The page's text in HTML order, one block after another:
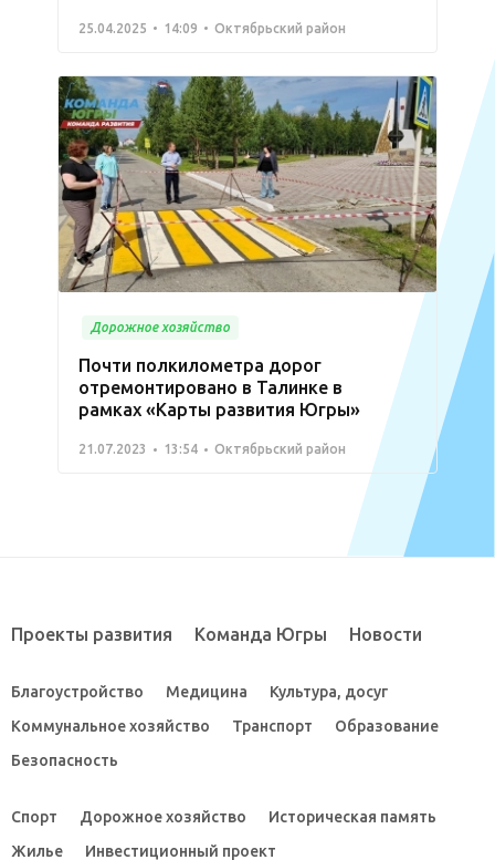
25.04.2025 14:09 Октябрьский район
Дорожное хозяйство
Почти полкилометра дорог
отремонтировано в Талинке в
рамках «Карты развития Югры»
21.07.2023 13:54 Октябрьский район
Проекты развития Команда Югры Новости
Благоустройство Медицина
Культура, досуг
Коммунальное хозяйство
Транспорт
Образование
Безопасность
Спорт Дорожное хозяйство
Историческая память
Жилье
Инвестиционный проект